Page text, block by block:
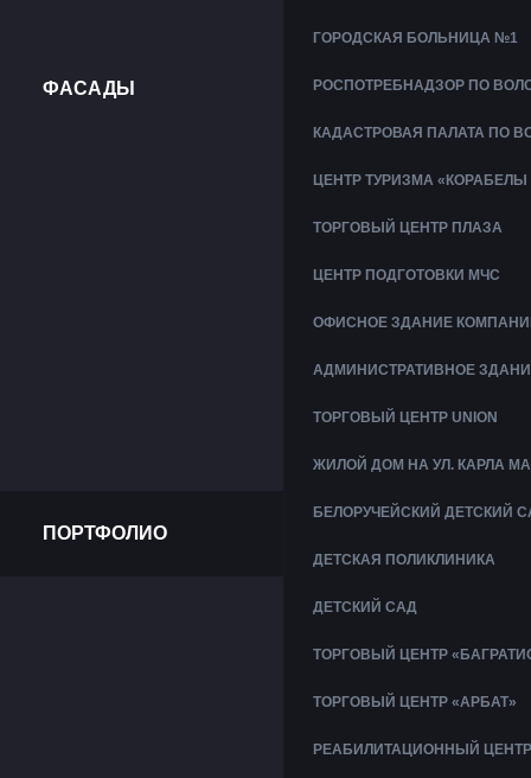
ФАСАДЫ
ПОРТФОЛИО
ГОРОДСКАЯ БОЛЬНИЦА №1
РОСПОТРЕБНАДЗОР ПО
КАДАСТРОВАЯ ПАЛАТА ПО
ЦЕНТР ТУРИЗМА
ТОРГОВЫЙ ЦЕНТР ПЛАЗА
ЦЕНТР ПОДГОТОВКИ МЧС
ОФИСНОЕ ЗДАНИЕ
АДМИНИСТРАТИВНОЕ
ТОРГОВЫЙ ЦЕНТР UNION
ЖИЛОЙ ДОМ НА УЛ. КАРЛА
БЕЛОРУЧЕЙСКИЙ ДЕТСКИЙ
ДЕТСКАЯ ПОЛИКЛИНИКА
ДЕТСКИЙ САД
ТОРГОВЫЙ ЦЕНТР
ТОРГОВЫЙ ЦЕНТР «АРБАТ»
РЕАБИЛИТАЦИОННЫЙ